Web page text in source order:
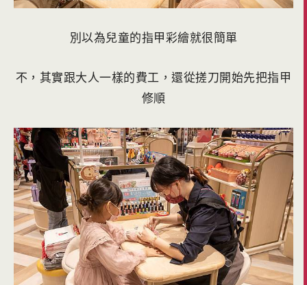
別以為兒童的指甲彩繪就很簡單
不，其實跟大人一樣的費工，還從搓刀開始先把指甲
修順